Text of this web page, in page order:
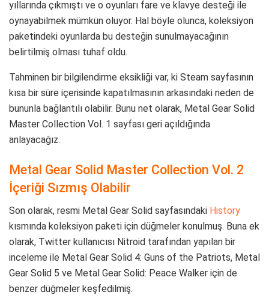
yıllarında çıkmıştı ve o oyunları fare ve klavye desteği ile
oynayabilmek mümkün oluyor. Hal böyle olunca, koleksiyon
paketindeki oyunlarda bu desteğin sunulmayacağının
belirtilmiş olması tuhaf oldu.
Tahminen bir bilgilendirme eksikliği var, ki Steam sayfasının
kısa bir süre içerisinde kapatılmasının arkasındaki neden de
bununla bağlantılı olabilir. Bunu net olarak, Metal Gear Solid
Master Collection Vol. 1 sayfası geri açıldığında
anlayacağız.
Metal Gear Solid Master Collection Vol. 2
İçeriği Sızmış Olabilir
Son olarak, resmi Metal Gear Solid sayfasındaki History
kısmında koleksiyon paketi için düğmeler konulmuş. Buna ek
olarak, Twitter kullanıcısı Nitroid tarafından yapılan bir
inceleme ile Metal Gear Solid 4: Guns of the Patriots, Metal
Gear Solid 5 ve Metal Gear Solid: Peace Walker için de
benzer düğmeler keşfedilmiş.